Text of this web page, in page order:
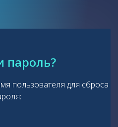
пароль?
пользователя для сброса